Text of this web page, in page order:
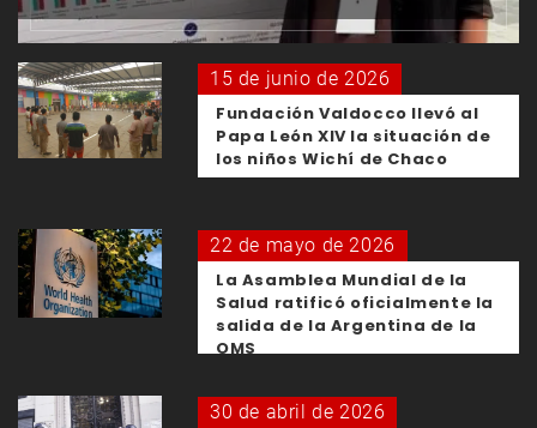
15 de junio de 2026
Fundación Valdocco llevó al
Papa León XIV la situación de
los niños Wichí de Chaco
22 de mayo de 2026
La Asamblea Mundial de la
Salud ratificó oficialmente la
salida de la Argentina de la
OMS
30 de abril de 2026